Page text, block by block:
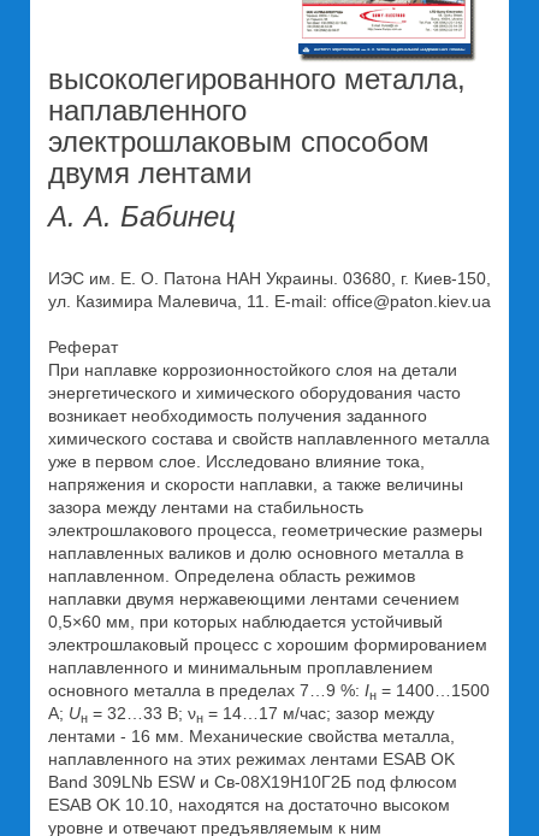
высоколегированного металла,
наплавленного
электрошлаковым способом
двумя лентами
А. А. Бабинец
ИЭС им. Е. О. Патона НАН Украины. 03680, г. Киев-150,
ул. Казимира Малевича, 11. E-mail: office@paton.kiev.ua
Реферат
При наплавке коррозионностойкого слоя на детали
энергетического и химического оборудования часто
возникает необходимость получения заданного
химического состава и свойств наплавленного металла
уже в первом слое. Исследовано влияние тока,
напряжения и скорости наплавки, а также величины
зазора между лентами на стабильность
электрошлакового процесса, геометрические размеры
наплавленных валиков и долю основного металла в
наплавленном. Определена область режимов
наплавки двумя нержавеющими лентами сечением
0,5×60 мм, при которых наблюдается устойчивый
электрошлаковый процесс с хорошим формированием
наплавленного и минимальным проплавлением
основного металла в пределах 7…9 %: Iн = 1400…1500
A; Uн = 32…33 В; νн = 14…17 м/час; зазор между
лентами - 16 мм. Механические свойства металла,
наплавленного на этих режимах лентами ESAB ОK
Band 309LNb ESW и Св-08Х19Н10Г2Б под флюсом
ESAB OK 10.10, находятся на достаточно высоком
уровне и отвечают предъявляемым к ним